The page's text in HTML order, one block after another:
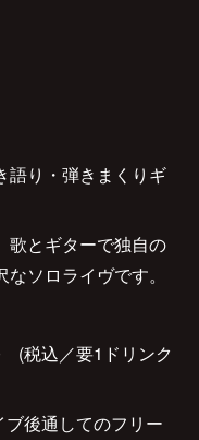
語り・弾きまくりギ
歌とギターで独自の
ソロライヴです。
(税込／要1ドリンク
後通してのフリー